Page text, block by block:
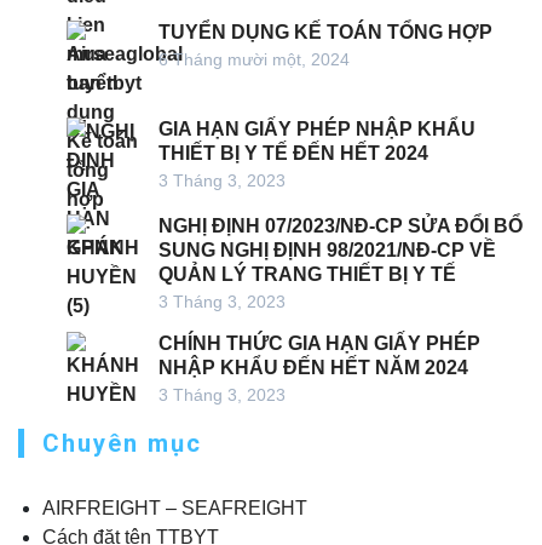
TUYỂN DỤNG KẾ TOÁN TỔNG HỢP
6 Tháng mười một, 2024
GIA HẠN GIẤY PHÉP NHẬP KHẨU
THIẾT BỊ Y TẾ ĐẾN HẾT 2024
3 Tháng 3, 2023
NGHỊ ĐỊNH 07/2023/NĐ-CP SỬA ĐỔI BỔ
SUNG NGHỊ ĐỊNH 98/2021/NĐ-CP VỀ
QUẢN LÝ TRANG THIẾT BỊ Y TẾ
3 Tháng 3, 2023
CHÍNH THỨC GIA HẠN GIẤY PHÉP
NHẬP KHẨU ĐẾN HẾT NĂM 2024
3 Tháng 3, 2023
Chuyên mục
AIRFREIGHT – SEAFREIGHT
Cách đặt tên TTBYT